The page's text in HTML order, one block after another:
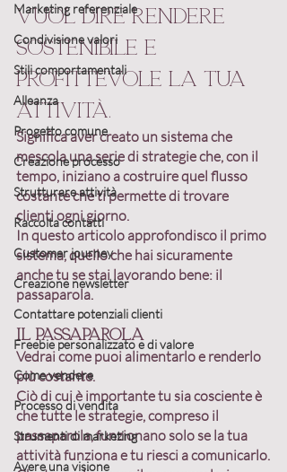
Marketing referenziale
Condivisione valori
Stili comportamentali
Alleanza
Progetto comune
Creazione processo
Strutturare attività
Raccolta contatti
Customer journey
Creazione newsletter
Contattare potenziali clienti
Freebie personalizzato e di valore
Come vendere
Processo di vendita
Strumenti di marketing
Avere una visione
vuol dire rendere
sostenibile e
profittevole la tua
attività.
Significa aver creato un sistema che
mescola una serie di strategie che, con il
tempo, iniziano a costruire quel flusso
costante che ti permette di trovare
clienti ogni giorno.
In questo articolo approfondisco il primo
sistema, quello che hai sicuramente
anche tu se stai lavorando bene: il
passaparola.
Il passaparola
Vedrai come puoi alimentarlo e renderlo
più costante.
Ciò di cui è importante tu sia cosciente è
che tutte le strategie, compreso il
passaparola, funzionano solo se la tua
attività funziona e tu riesci a comunicarlo.